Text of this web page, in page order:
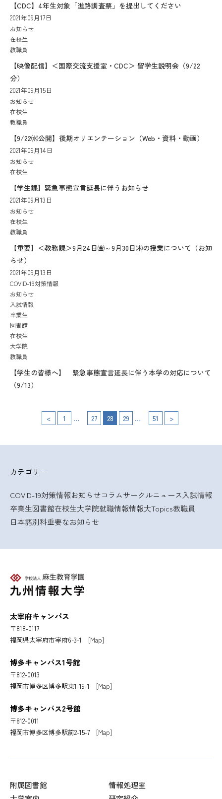
【CDC】4年生対象「進路調査票」を提出してください
2021年09月17日
お知らせ
在校生
教職員
【映像配信】＜国際交流支援室・CDC＞ 留学生説明会（9/22
分）
2021年09月15日
お知らせ
在校生
教職員
【9/22㈬公開】後期オリエンテーション（Web・資料・動画）
2021年09月14日
お知らせ
在校生
【学生課】緊急事態宣言延長に伴うお知らせ
2021年09月13日
お知らせ
在校生
教職員
【重要】＜教務課＞9月24日㈮～9月30日㈭の授業について（お知
らせ）
2021年09月13日
COVID-19対策情報
お知らせ
入試情報
卒業生
図書館
在校生
大学院
教職員
【学生の皆様へ】 緊急事態宣言延長に伴う本学の対応について
（9/13）
投
ー
< 1 … 27 28 29 … 51 >
カテゴリー
COVID-19対策情報お知らせコラムサークルニュース入試情報
卒業生図書館在校生大学院就職情報情報大Topics教職員
日本語別科重要なお知らせ
太宰府キャンパス
〒818-0117
福岡県太宰府市宰府6-3-1 [Map]
博多キャンパス1号館
〒812-0013
福岡市博多区博多駅東1-19-1 [Map]
博多キャンパス2号館
〒812-0011
福岡市博多区博多駅前2-15-7 [Map]
附属図書館
情報処理室